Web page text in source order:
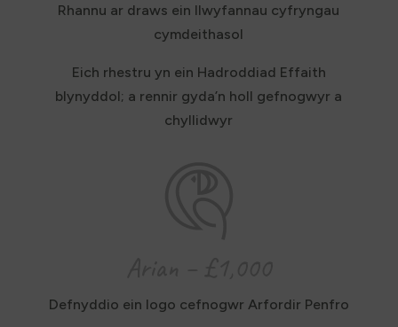
Rhannu ar draws ein llwyfannau cyfryngau
cymdeithasol
Eich rhestru yn ein Hadroddiad Effaith
blynyddol; a rennir gyda’n holl gefnogwyr a
chyllidwyr
Defnyddio ein logo cefnogwr Arfordir Penfro